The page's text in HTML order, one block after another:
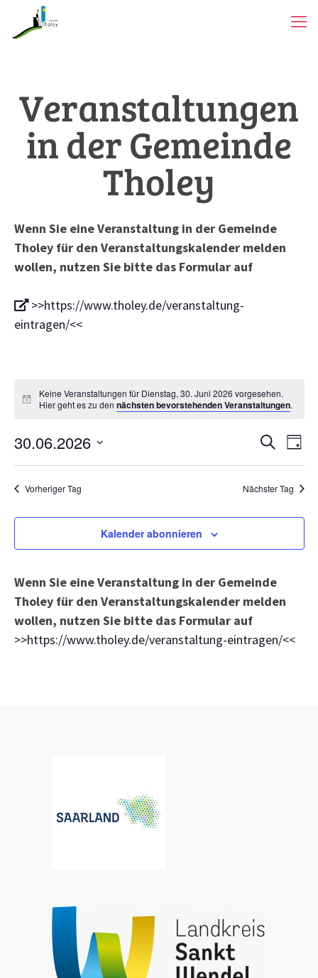
Veranstaltungen
in der Gemeinde
Tholey
Wenn Sie eine Veranstaltung in der Gemeinde
Tholey für den Veranstaltungskalender melden
wollen, nutzen Sie bitte das Formular auf
>>https://www.tholey.de/veranstaltung-
eintragen/<<
Keine Veranstaltungen für Dienstag, 30. Juni 2026 vorgesehen.
Hier geht es zu den nächsten bevorstehenden Veranstaltungen.
SucheTag
30.06.2026
Datum
wählen.
Vorheriger Tag Nächster Tag
Kalender abonnieren
Wenn Sie eine Veranstaltung in der Gemeinde
Tholey für den Veranstaltungskalender melden
wollen, nutzen Sie bitte das Formular auf
>>https://www.tholey.de/veranstaltung-eintragen/<<